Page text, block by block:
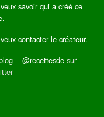
savoir qui a créé ce
contacter le créateur.
-- @recettesde sur